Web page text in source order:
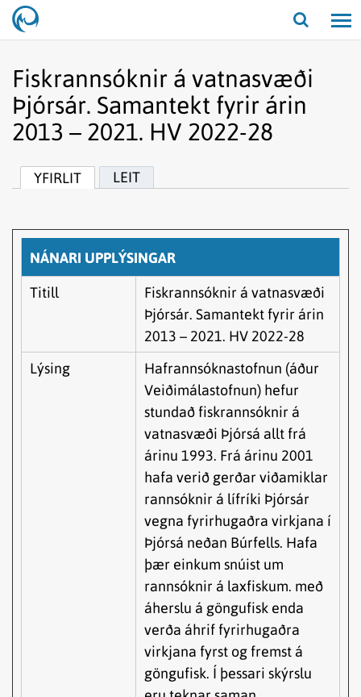
Opna/
Fiskrannsóknir á vatnasvæði
Þjórsár. Samantekt fyrir árin
2013 – 2021. HV 2022-28
YFIRLIT LEIT
NÁNARI UPPLÝSINGAR
Titill
Fiskrannsóknir á vatnasvæði
Þjórsár. Samantekt fyrir árin
2013 – 2021. HV 2022-28
Lýsing
Hafrannsóknastofnun (áður
Veiðimálastofnun) hefur
stundað fiskrannsóknir á
vatnasvæði Þjórsá allt frá
árinu 1993. Frá árinu 2001
hafa verið gerðar viðamiklar
rannsóknir á lífríki Þjórsár
vegna fyrirhugaðra virkjana í
Þjórsá neðan Búrfells. Hafa
þær einkum snúist um
rannsóknir á laxfiskum. með
áherslu á göngufisk enda
verða áhrif fyrirhugaðra
virkjana fyrst og fremst á
göngufisk. Í þessari skýrslu